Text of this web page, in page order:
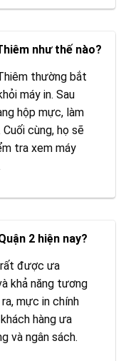
như thế nào?
thường bắt
máy in. Sau
hộp mực, làm
cùng, họ sẽ
tra xem máy
2 hiện nay?
rất được ưa
khả năng tương
mực in chính
hàng ưa
và ngân sách.